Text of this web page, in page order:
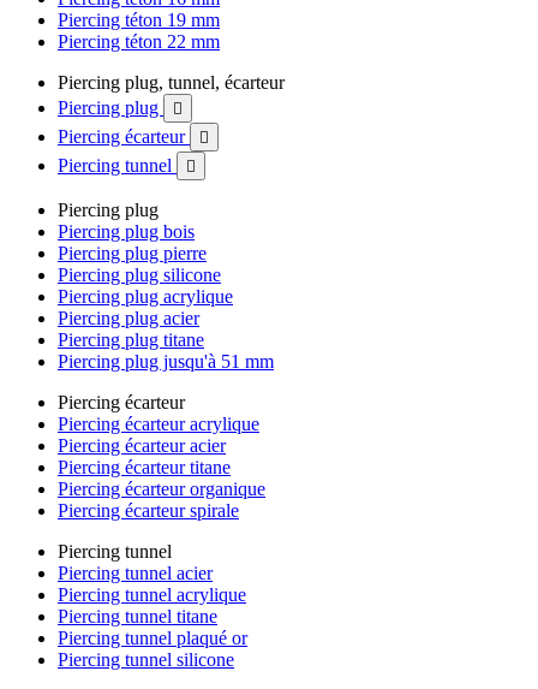
Piercing téton 19 mm
Piercing téton 22 mm
Piercing plug, tunnel, écarteur
Piercing plug

Piercing écarteur 
Piercing tunnel 
Piercing plug
Piercing plug bois
Piercing plug pierre
Piercing plug silicone
Piercing plug acrylique
Piercing plug acier
Piercing plug titane
Piercing plug jusqu'à 51 mm
Piercing écarteur
Piercing écarteur acrylique
Piercing écarteur acier
Piercing écarteur titane
Piercing écarteur organique
Piercing écarteur spirale
Piercing tunnel
Piercing tunnel acier
Piercing tunnel acrylique
Piercing tunnel titane
Piercing tunnel plaqué or
Piercing tunnel silicone